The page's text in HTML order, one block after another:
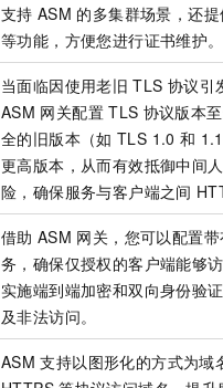
支持 ASM 的多集群场景，还
等功能，方便您进行证书维护。
当面临因使用老旧 TLS 协议引
ASM 网关配置 TLS 协议版本
全的旧版本（如 TLS 1.0 和
更高版本，从而有效抵御中间
险，确保服务与客户端之间
借助 ASM 网关，您可以配置
务，确保仅授权的客户端能够
实施端到端加密和双向身份验
及非法访问。
ASM 支持以图形化的方式为域